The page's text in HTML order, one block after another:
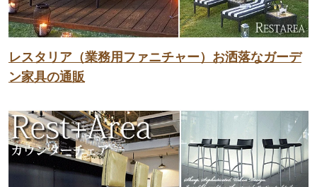
レスタリア（業務用ファニチャー）お洒落なガーデ
ン家具の通販